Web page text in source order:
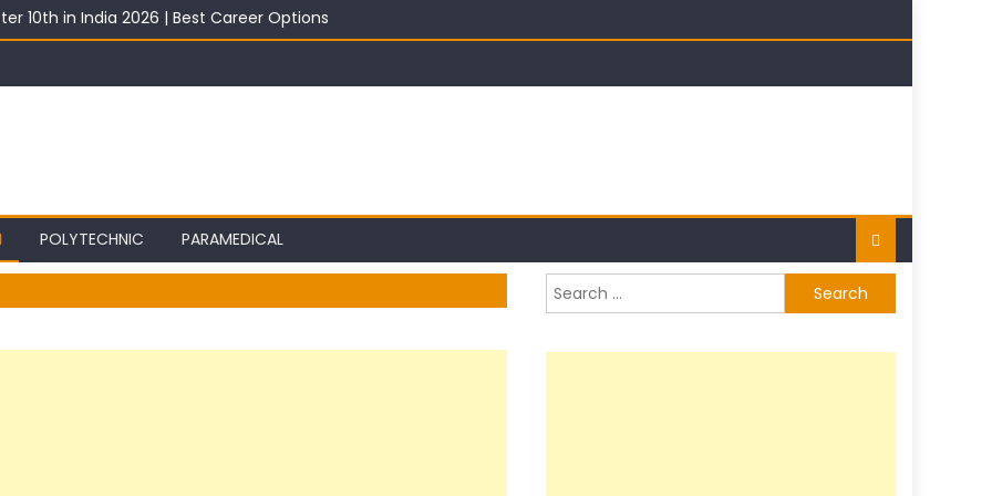
10th in India 2026 | Best Career Options
With Salary 2026 | Top Career Options
2026: Best ITI Trade, Salary & Job Scope
Wise: Expected Marks, Rank List & Merit List
POLYTECHNIC PARAMEDICAL
Search
for: